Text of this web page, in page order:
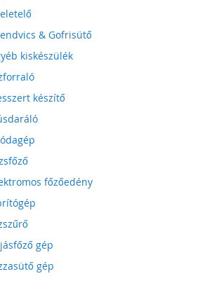
& Gofrisütő
kiskészülék
készítő
főzőedény
gép
gép